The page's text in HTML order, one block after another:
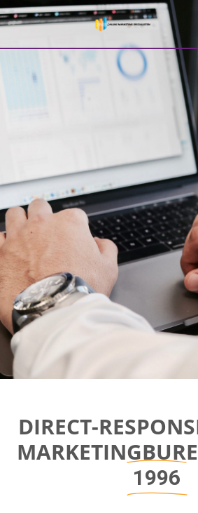
Online marketing bureau Weelde
Direct-
Digital
Marketing
DIRECT-
1996